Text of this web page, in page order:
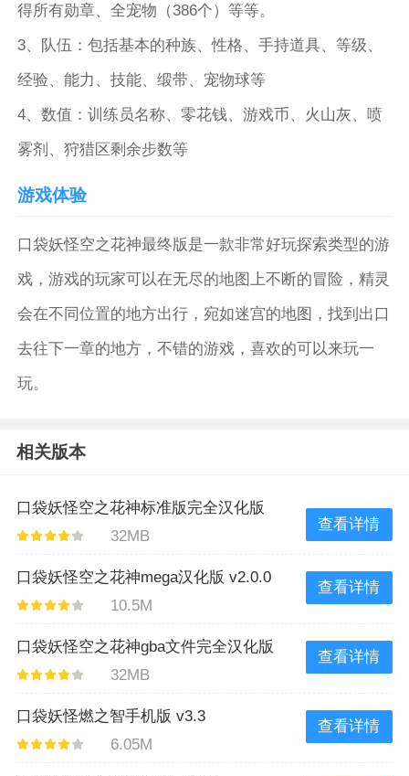
得所有勋章、全宠物（386个）等等。
3、队伍：包括基本的种族、性格、手持道具、等级、
经验、能力、技能、缎带、宠物球等
4、数值：训练员名称、零花钱、游戏币、火山灰、喷
雾剂、狩猎区剩余步数等
游戏体验
口袋妖怪空之花神最终版是一款非常好玩探索类型的游
戏，游戏的玩家可以在无尽的地图上不断的冒险，精灵
会在不同位置的地方出行，宛如迷宫的地图，找到出口
去往下一章的地方，不错的游戏，喜欢的可以来玩一
玩。
相关版本
口袋妖怪空之花神标准版完全汉化版
v2.2
32MB
查看详情
口袋妖怪空之花神mega汉化版 v2.0.0
10.5M
查看详情
口袋妖怪空之花神gba文件完全汉化版
v2.2
32MB
查看详情
口袋妖怪燃之智手机版 v3.3
6.05M
查看详情